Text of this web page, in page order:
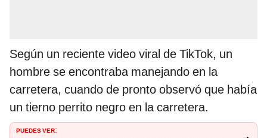
Según un reciente video viral de TikTok, un
hombre se encontraba manejando en la
carretera, cuando de pronto observó que había
un tierno perrito negro en la carretera.
PUEDES VER: